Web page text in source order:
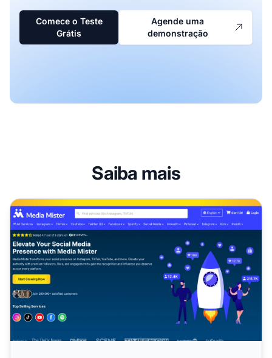
Comece o Teste
Grátis
Agende uma
demonstração
Saiba mais
Programa de Afiliados Media Mister